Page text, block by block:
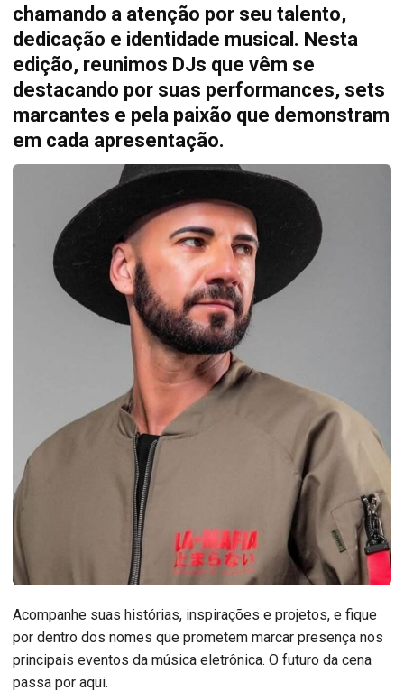
chamando a atenção por seu talento,
dedicação e identidade musical. Nesta
edição, reunimos DJs que vêm se
destacando por suas performances, sets
marcantes e pela paixão que demonstram
em cada apresentação.
Acompanhe suas histórias, inspirações e projetos, e fique
por dentro dos nomes que prometem marcar presença nos
principais eventos da música eletrônica. O futuro da cena
passa por aqui.